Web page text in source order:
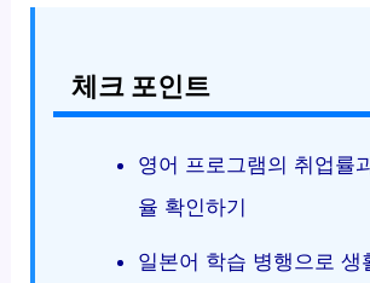
체크 포인트
영어 프로그램의 취업률
율 확인하기
일본어 학습 병행으로 생